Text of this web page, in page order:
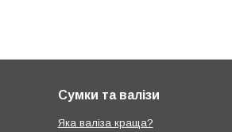
Сумки та валізи
Яка валіза краща?